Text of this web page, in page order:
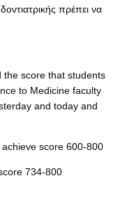
πρέπει να
the score that students
to Medicine faculty
and today and
score 600-800
734-800